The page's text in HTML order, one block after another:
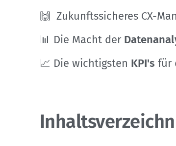
🙌 Zukunftssicheres CX-
📊 Die Macht der
📈 Die wichtigsten KPI's für